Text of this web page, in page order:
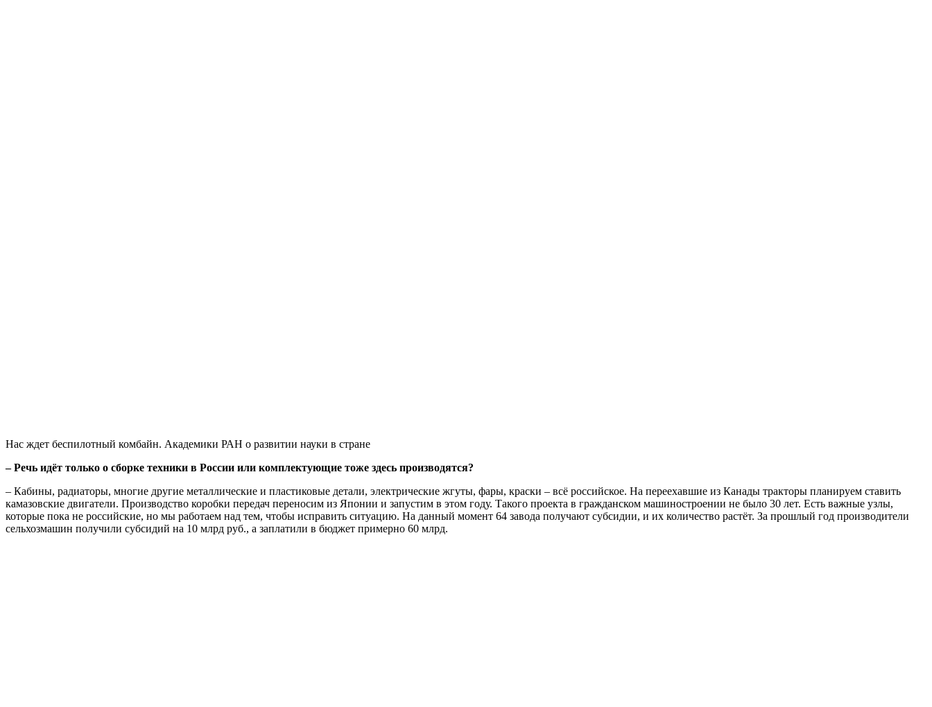
Нас ждет беспилотный комбайн. Академики РАН о развитии науки в стране
– Речь идёт только о сборке техники в России или комплектующие тоже здесь производятся?
– Кабины, радиаторы, многие другие металлические и пластиковые детали, электрические жгуты, фары, краски – всё российское. На переехавшие из Канады тракторы планируем ставить
камазовские двигатели. Производство коробки передач переносим из Японии и запустим в этом году. Такого проекта в гражданском машиностроении не было 30 лет. Есть важные узлы,
которые пока не российские, но мы работаем над тем, чтобы исправить ситуацию. На данный момент 64 завода получают субсидии, и их количество растёт. За прош­лый год производители
сельхозмашин получили субсидий на 10 млрд руб., а заплатили в бюджет примерно 60 млрд.